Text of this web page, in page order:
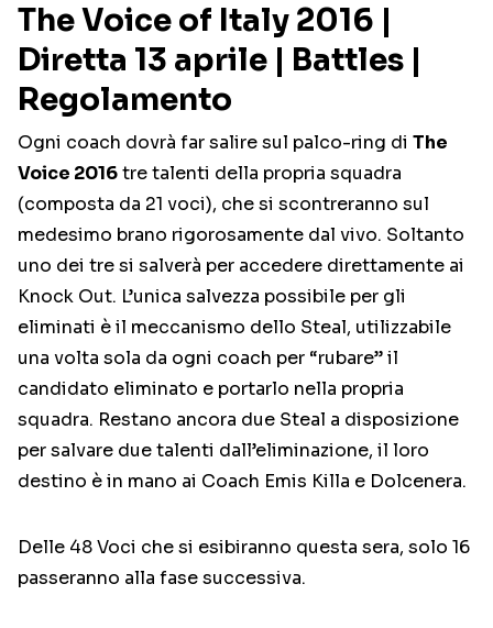
The Voice of Italy 2016 |
Diretta 13 aprile | Battles |
Regolamento
Ogni coach dovrà far salire sul palco-ring di The
Voice 2016tre talenti della propria squadra
(composta da 21 voci), che si scontreranno sul
medesimo brano rigorosamente dal vivo. Soltanto
uno dei tre si salverà per accedere direttamente ai
Knock Out. L’unica salvezza possibile per gli
eliminati è il meccanismo dello Steal, utilizzabile
una volta sola da ogni coach per “rubare” il
candidato eliminato e portarlo nella propria
squadra. Restano ancora due Steal a disposizione
per salvare due talenti dall’eliminazione, il loro
destino è in mano ai Coach Emis Killa e Dolcenera.
Delle 48 Voci che si esibiranno questa sera, solo 16
passeranno alla fase successiva.